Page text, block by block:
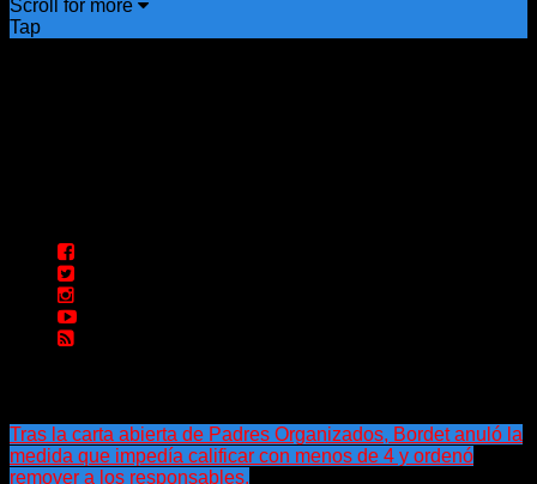
Scroll for more
Tap
Tras la carta abierta de Padres Organizados, Bordet anuló la
medida que impedía calificar con menos de 4 y ordenó
remover a los responsables.